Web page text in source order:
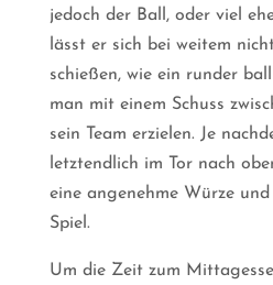
jedoch der Ball, oder viel
lässt er sich bei weitem
schießen, wie ein runder
man mit einem Schuss
sein Team erzielen. Je
letztendlich im Tor nach
eine angenehme Würze
Spiel.
Um die Zeit zum